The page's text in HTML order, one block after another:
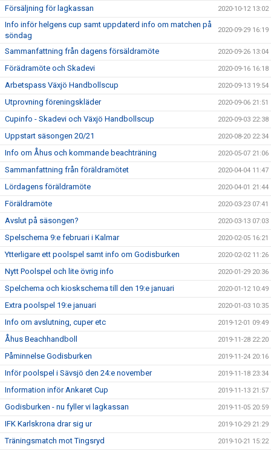
Försäljning för lagkassan 2020-10-12 13:02
Info inför helgens cup samt uppdaterd info om matchen på
söndag
2020-09-29 16:19
Sammanfattning från dagens försäldramöte 2020-09-26 13:04
Förädramöte och Skadevi 2020-09-16 16:18
Arbetspass Växjö Handbollscup 2020-09-13 19:54
Utprovning föreningskläder 2020-09-06 21:51
Cupinfo - Skadevi och Växjö Handbollscup 2020-09-03 22:38
Uppstart säsongen 20/21 2020-08-20 22:34
Info om Åhus och kommande beachträning 2020-05-07 21:06
Sammanfattning från föräldramötet 2020-04-04 11:47
Lördagens föräldramöte 2020-04-01 21:44
Föräldramöte 2020-03-23 07:41
Avslut på säsongen? 2020-03-13 07:03
Spelschema 9:e februari i Kalmar 2020-02-05 16:21
Ytterligare ett poolspel samt info om Godisburken 2020-02-02 11:26
Nytt Poolspel och lite övrig info 2020-01-29 20:36
Spelchema och kioskschema till den 19:e januari 2020-01-12 10:49
Extra poolspel 19:e januari 2020-01-03 10:35
Info om avslutning, cuper etc 2019-12-01 09:49
Åhus Beachhandboll 2019-11-28 22:20
Påminnelse Godisburken 2019-11-24 20:16
Inför poolspel i Sävsjö den 24:e november 2019-11-18 23:34
Information inför Ankaret Cup 2019-11-13 21:57
Godisburken - nu fyller vi lagkassan 2019-11-05 20:59
IFK Karlskrona drar sig ur 2019-10-29 21:29
Träningsmatch mot Tingsryd 2019-10-21 15:22